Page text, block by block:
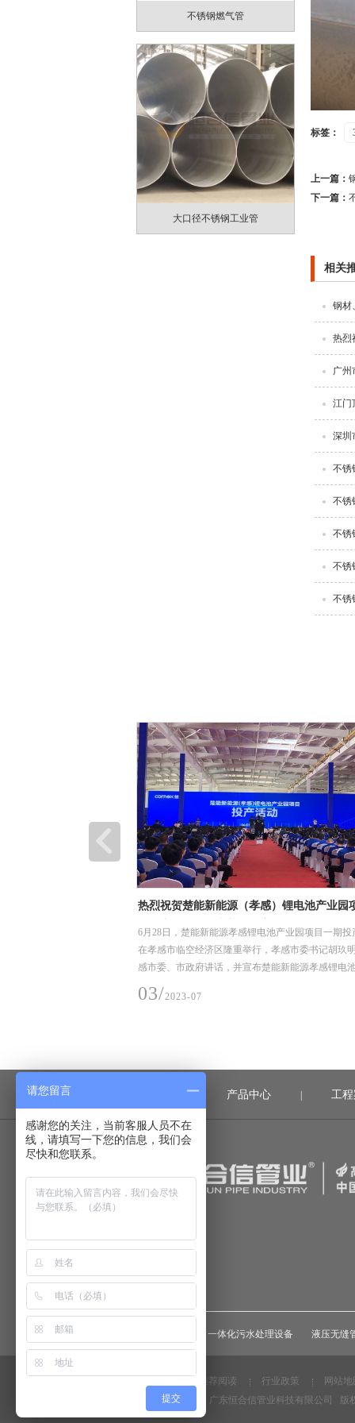
不锈钢燃气管
大口径不锈钢工业管
标签：
上一篇：
下一篇：
相关
钢材
热烈
广州
江门
深圳
不锈
不锈
不锈
不锈
不锈
贺楚能新能源（孝感）锂电池产业园项目顺
，恒合信为其提供安全可靠的不锈钢工艺管
，楚能新能源孝感锂电池产业园项目一期投产活动
市临空经济区隆重举行，孝感市委书记胡玖明代表孝
、市政府讲话，并宣布楚能新能源孝感锂电池产业园
广州市白云区江高净
(EPC)项目
广州市白云区江高净水厂
主要用于项目水质净化厂
钢工业管，规格是DN25-
| 产品中心 工
一体化污水处理设备 液压无缝
推荐阅读 行业政策
网站地
Copyright @2019 广东恒合信管业科技有限公司
请您留言
感谢您的关注，当前客服人员不在
线，请填写一下您的信息，我们会
尽快和您联系。
提交